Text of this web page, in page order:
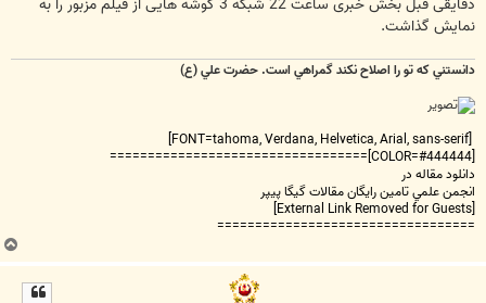
نمایش گذاشت.
دانستني که تو را اصلاح نکند گمراهي است. حضرت علي (ع)
[FONT=tahoma, Verdana, Helvetica, Arial, sans-serif]
دانلود مقاله در
انجمن علمي تامين رايگان مقالات گيگا پيپر
==================================
ب
ا